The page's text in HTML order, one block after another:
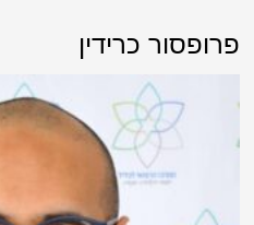
פרופסור כרידין